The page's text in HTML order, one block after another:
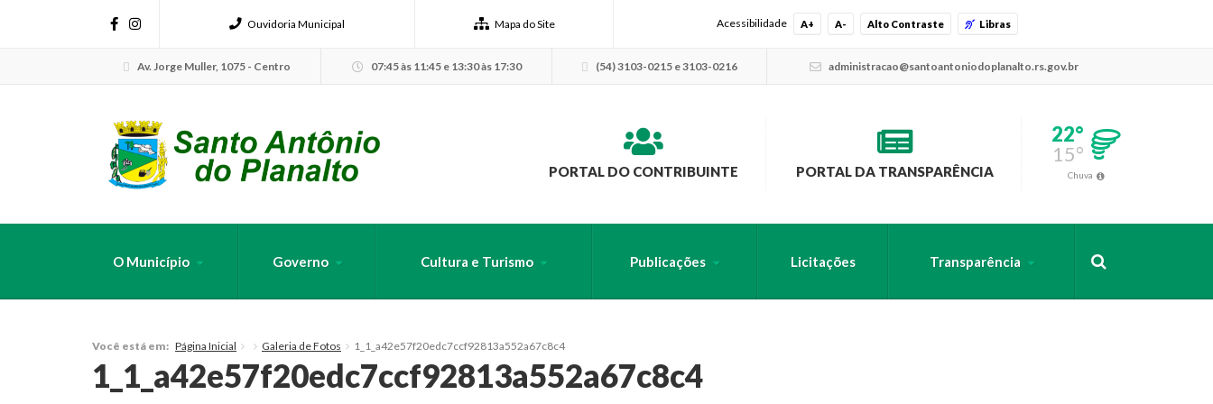
Ouvidoria Municipal Mapa do Site Acessibilidade A+ A- Alto Contraste Libras
Av. Jorge Muller, 1075 - Centro 07:45 às 11:45 e 13:30 às 17:30 (54) 3103-0215 e 3103-0216 administracao@santoantoniodoplanalto.rs.gov.br
PORTAL DO CONTRIBUINTE PORTAL DA TRANSPARÊNCIA
22°
15°
Chuva
O Município Governo Cultura e Turismo Publicações Licitações Transparência
Você está em: Página Inicial Galeria de Fotos 1_1_a42e57f20edc7ccf92813a552a67c8c4
1_1_a42e57f20edc7ccf92813a552a67c8c4